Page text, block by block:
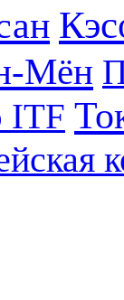
Мён
ITF